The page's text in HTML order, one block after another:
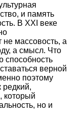
и память
В XXI веке
не массовость, а
а смысл. Что
способность
верной
поэтому
редкий,
который
но и